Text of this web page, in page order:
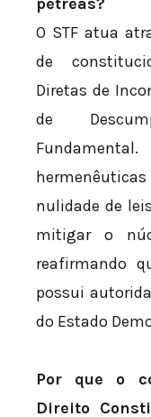
O STF atua
de
Diretas de
de
nulidade de
mitigar o
reafirmando
possui
do Estado
Por que o
Direito